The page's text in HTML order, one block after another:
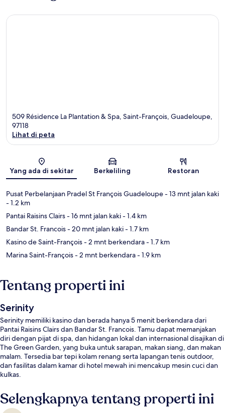
509 Résidence La Plantation & Spa, Saint-François, Guadeloupe,
97118
Lihat di peta
Yang ada di sekitar Berkeliling Restoran
Pusat Perbelanjaan Pradel St François Guadeloupe- 13 mnt jalan kaki
- 1.2 km
Pantai Raisins Clairs- 16 mnt jalan kaki- 1.4 km
Bandar St. Francois- 20 mnt jalan kaki- 1.7 km
Kasino de Saint-François- 2 mnt berkendara- 1.7 km
Marina Saint-François- 2 mnt berkendara- 1.9 km
Tentang properti ini
Serinity
Serinity memiliki kasino dan berada hanya 5 menit berkendara dari
Pantai Raisins Clairs dan Bandar St. Francois. Tamu dapat memanjakan
diri dengan pijat di spa, dan hidangan lokal dan internasional disajikan di
The Green Garden, yang buka untuk sarapan, makan siang, dan makan
malam. Tersedia bar tepi kolam renang serta lapangan tenis outdoor,
dan fasilitas dalam kamar di hotel mewah ini mencakup mesin cuci dan
kulkas.
Selengkapnya tentang properti ini